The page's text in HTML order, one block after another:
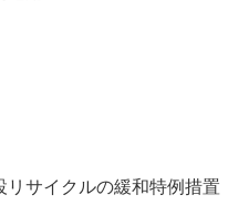
サイクルの緩和特例措置